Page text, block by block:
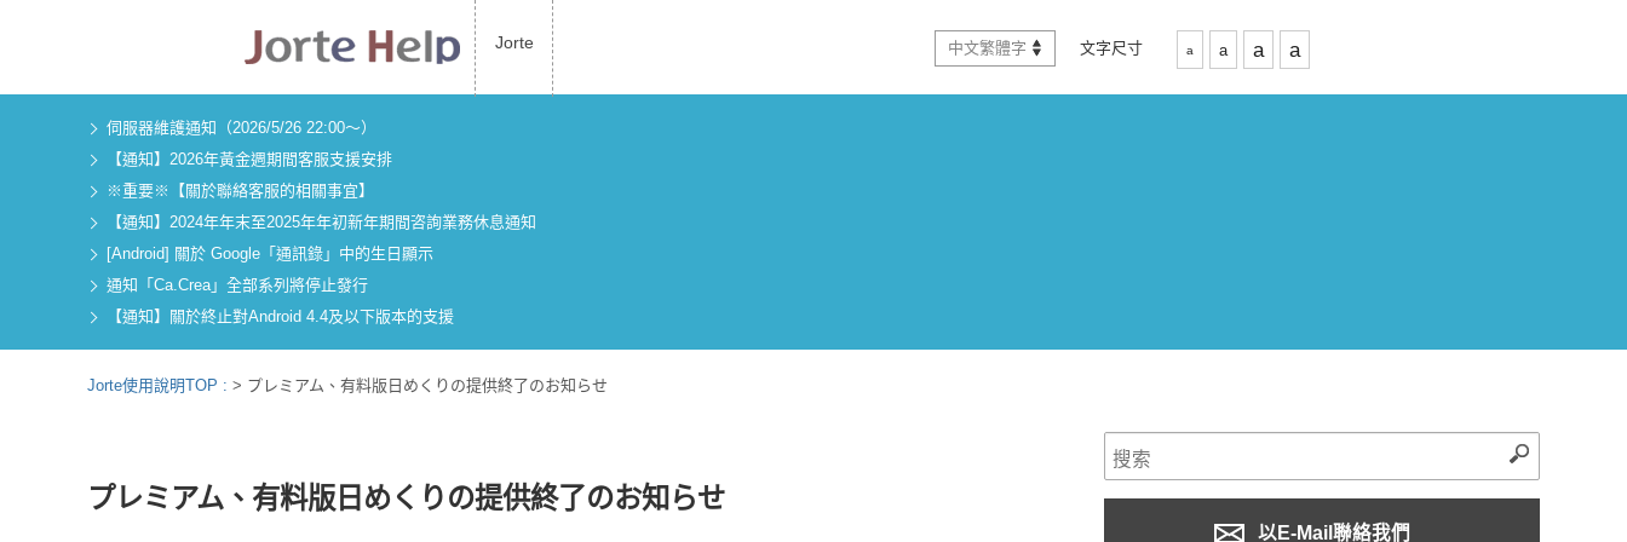
Jorte 中文繁體字 文字尺寸 a a a a
伺服器維護通知（2026/5/26 22:00～）
【通知】2026年黃金週期間客服支援安排
※重要※【關於聯絡客服的相關事宜】
【通知】2024年年末至2025年年初新年期間咨詢業務休息通知
[Android] 關於 Google「通訊錄」中的生日顯示
通知「Ca.Crea」全部系列將停止發行
【通知】關於終止對Android 4.4及以下版本的支援
Jorte使用說明TOP : > プレミアム、有料版日めくりの提供終了のお知らせ
プレミアム、有料版日めくりの提供終了のお知らせ
以E-Mail聯絡我們